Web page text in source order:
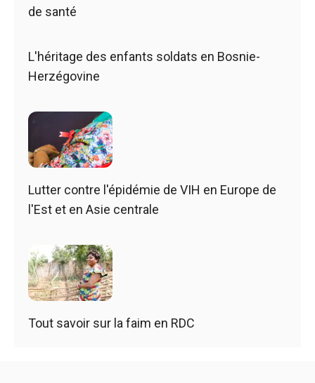
de santé
L'héritage des enfants soldats en Bosnie-
Herzégovine
Lutter contre l'épidémie de VIH en Europe de
l'Est et en Asie centrale
Tout savoir sur la faim en RDC